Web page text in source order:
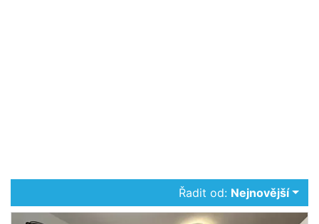
Řadit od: Nejnovější